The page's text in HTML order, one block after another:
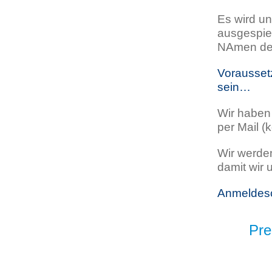
Es wird
NAmen
sein…
Wir
per Mail
Wir
damit wir